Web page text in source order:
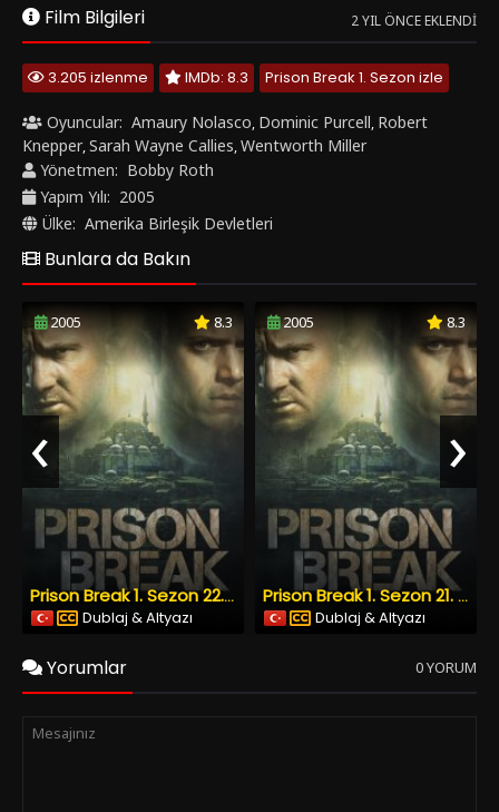
Film Bilgileri 2 YIL ÖNCE EKLENDI
3.205 izlenme IMDb: 8.3 Prison Break 1. Sezon izle
Oyuncular: Amaury Nolasco, Dominic Purcell, Robert
Knepper,Sarah Wayne Callies,Wentworth Miller
Yönetmen: Bobby Roth
Yapım Yılı: 2005
Ülke: Amerika Birleşik Devletleri
Bunlara da Bakın
2005 8.3
Prison Break 1. Sezon 22. Bölüm Türkçe Dublaj Altyazılı
Dublaj & Altyazı
2005 8.3
Prison Break 1. Sezon 21. Bölüm Türkçe Dublaj Altyazılı
Dublaj & Altyazı
‹ ›
Yorumlar 0 YORUM